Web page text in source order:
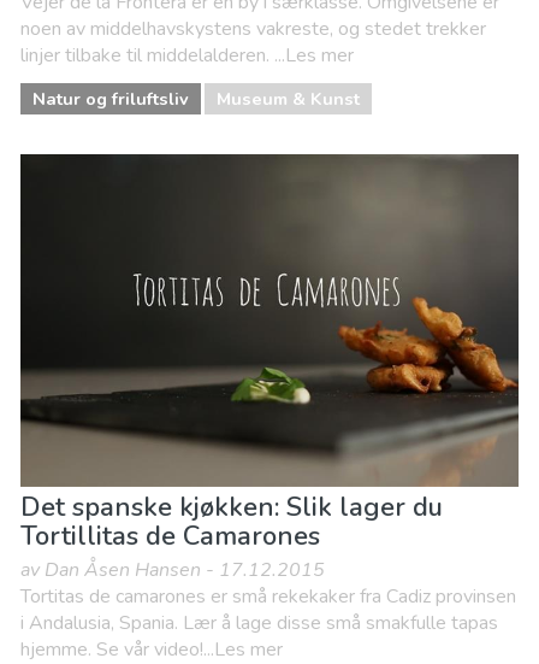
noen av middelhavskystens vakreste, og stedet trekker
linjer tilbake til middelalderen. ...Les mer
Natur og friluftsliv Museum & Kunst
Det spanske kjøkken: Slik lager du
Tortillitas de Camarones
av Dan Åsen Hansen - 17.12.2015
Tortitas de camarones er små rekekaker fra Cadiz provinsen
i Andalusia, Spania. Lær å lage disse små smakfulle tapas
hjemme. Se vår video!...Les mer